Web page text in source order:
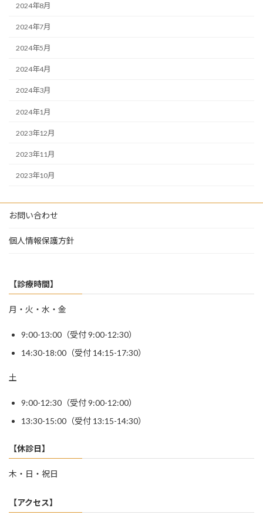
2024年8月
2024年7月
2024年5月
2024年4月
2024年3月
2024年1月
2023年12月
2023年11月
2023年10月
お問い合わせ
個人情報保護方針
【診療時間】
月・火・水・金
9:00-13:00（受付 9:00-12:30）
14:30-18:00（受付 14:15-17:30）
土
9:00-12:30（受付 9:00-12:00）
13:30-15:00（受付 13:15-14:30）
【休診日】
木・日・祝日
【アクセス】